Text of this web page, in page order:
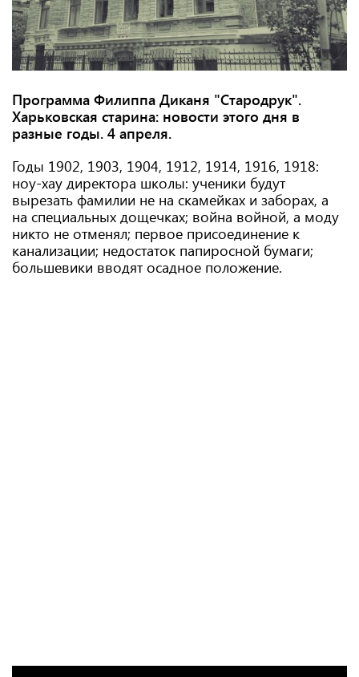
Программа Филиппа Диканя "Стародрук".
Харьковская старина: новости этого дня в
разные годы. 4 апреля.
Годы 1902, 1903, 1904, 1912, 1914, 1916, 1918:
ноу-хау директора школы: ученики будут
вырезать фамилии не на скамейках и заборах, а
на специальных дощечках; война войной, а моду
никто не отменял; первое присоединение к
канализации; недостаток папиросной бумаги;
большевики вводят осадное положение.